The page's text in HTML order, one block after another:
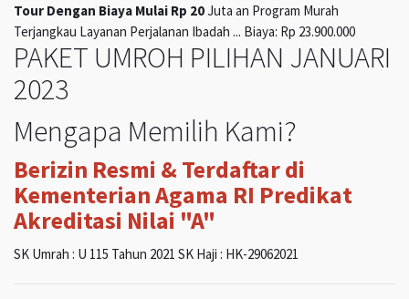
Tour Dengan Biaya Mulai Rp 20Juta an Program Murah
Terjangkau Layanan Perjalanan Ibadah ... Biaya: Rp 23.900.000
PAKET UMROH PILIHAN JANUARI
2023
Mengapa Memilih Kami?
Berizin Resmi & Terdaftar di
Kementerian Agama RI Predikat
Akreditasi Nilai "A"
SK Umrah : U 115 Tahun 2021 SK Haji : HK-29062021